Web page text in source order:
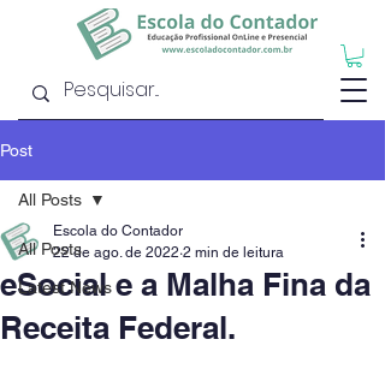
Post
All Posts
Latest News
All Posts
eSocial e a Malha Fina da
Receita Federal.
Escola do Contador
22 de ago. de 2022 2 min de leitura